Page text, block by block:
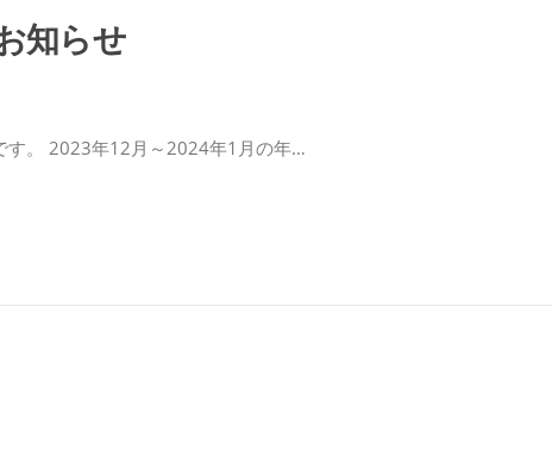
知らせ
。 2023年12月～2024年1月の年…